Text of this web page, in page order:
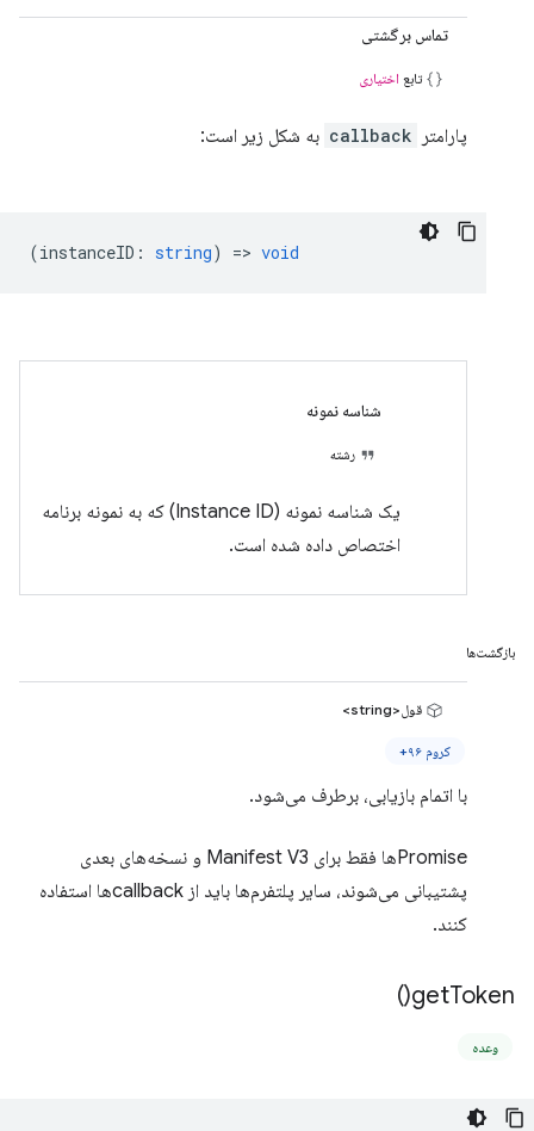
تماس برگشتی
تابع اختیاری
پارامتر callback به شکل زیر است:
(instanceID : string) => void
شناسه نمونه
رشته
یک شناسه نمونه (Instance ID) که به نمونه برنامه
اختصاص داده شده است.
بازگشت‌ها
قول<string>
کروم ۹۶+
با اتمام بازیابی، برطرف می‌شود.
Promiseها فقط برای Manifest V3 و نسخه‌های بعدی
پشتیبانی می‌شوند، سایر پلتفرم‌ها باید از callbackها استفاده
کنند.
getToken(
)
وعده